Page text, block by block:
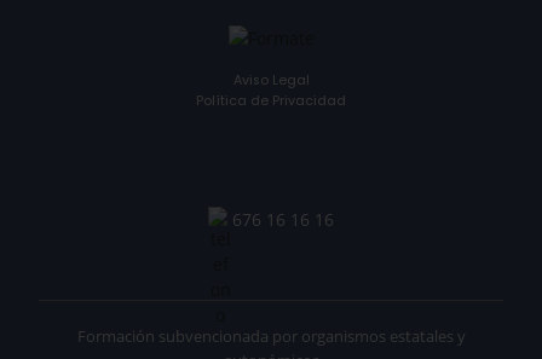
Aviso Legal
Política de Privacidad
676 16 16 16
Formación subvencionada por organismos estatales y